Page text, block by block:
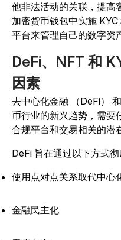
他非法活动的关联，提高
加密货币钱包中实施
平台来管理自己的数字资
DeFi、NFT 和
因素
去中心化金融 （DeFi）
币行业的新兴趋势，需要
合规平台和交易相关的潜
DeFi 旨在通过以下方式
使用点对点关系取代中心
金融民主化